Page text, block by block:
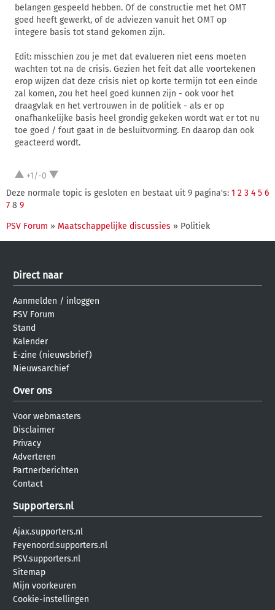
belangen gespeeld hebben. Of de constructie met het OMT
goed heeft gewerkt, of de adviezen vanuit het OMT op
integere basis tot stand gekomen zijn.
Edit: misschien zou je met dat evalueren niet eens moeten
wachten tot na de crisis. Gezien het feit dat alle voortekenen
erop wijzen dat deze crisis niet op korte termijn tot een einde
zal komen, zou het heel goed kunnen zijn - ook voor het
draagvlak en het vertrouwen in de politiek - als er op
onafhankelijke basis heel grondig gekeken wordt wat er tot nu
toe goed / fout gaat in de besluitvorming. En daarop dan ook
geacteerd wordt.
+1/-0
Deze normale topic is gesloten en bestaat uit 9 pagina's: 1 2 3 4 5 6
7 8 9
PSV Forum » Maatschappelijke discussies » Politiek
Direct naar
Aanmelden / inloggen
PSV Forum
Stand
Kalender
E-zine (nieuwsbrief)
Nieuwsarchief
Over ons
Voor webmasters
Disclaimer
Privacy
Adverteren
Partnerberichten
Contact
Supporters.nl
Ajax.supporters.nl
Feyenoord.supporters.nl
PSV.supporters.nl
Sitemap
Mijn voorkeuren
Cookie-instellingen